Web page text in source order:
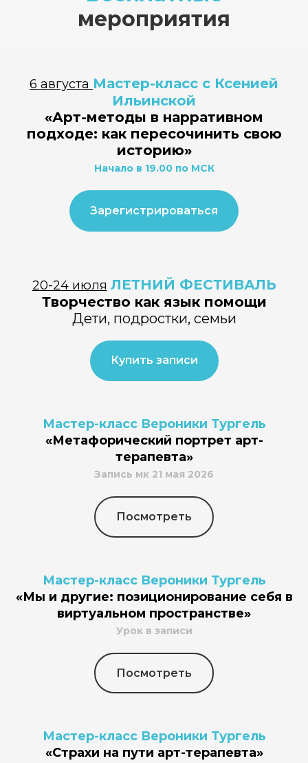
мероприятия
6 августа Мастер-класс с Ксенией
Ильинской
«Арт-методы в нарративном
подходе: как пересочинить свою
историю»
Начало в 19.00 по МСК
Зарегистрироваться
20-24 июля ЛЕТНИЙ ФЕСТИВАЛЬ
Творчество как язык помощи
Дети, подростки, семьи
Купить записи
Мастер-класс Вероники Тургель
«Метафорический портрет арт-
терапевта»
Запись мк 21 мая 2026
Посмотреть
Мастер-класс Вероники Тургель
«Мы и другие: позиционирование себя в
виртуальном пространстве»
Урок в записи
Посмотреть
Мастер-класс Вероники Тургель
«Страхи на пути арт-терапевта»
35+